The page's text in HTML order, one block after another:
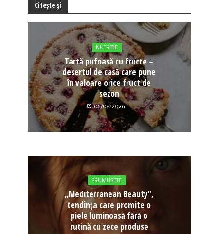
Citește și
NUTRITIE
Tartă pufoasă cu fructe –
desertul de casă care pune
în valoare orice fruct de
sezon
06/08/2026
FRUMUSETE
„Mediterranean Beauty”,
tendința care promite o
piele luminoasă fără o
rutină cu zece produse